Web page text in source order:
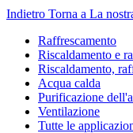
Indietro Torna a La
Raffrescamento
Riscaldamento e
Riscaldamento,
Acqua calda
Purificazione
Ventilazione
Tutte le